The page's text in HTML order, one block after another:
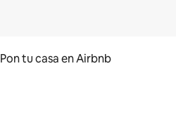
Pon tu casa en Airbnb